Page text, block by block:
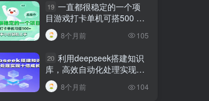
19 一直都很稳定的一个项
目游戏打卡单机可搭500 ，
新手小白轻松上手
8个月前 105
20 利用deepseek搭建知识
库，高效自动化处理实现十
倍成长！
8个月前 104